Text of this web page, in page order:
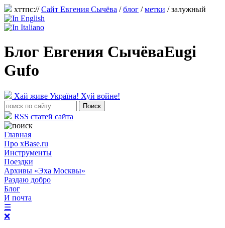
хттпс://Сайт Евгения Сычёва /блог /метки / залужный
Блог Евгения СычёваEugi
Gufo
Хай живе Україна! Хуй войне!
RSS статей сайта
Главная
Про xBase.ru
Инструменты
Поездки
Архивы «Эха Москвы»
Раздаю добро
Блог
И почта
☰
❌